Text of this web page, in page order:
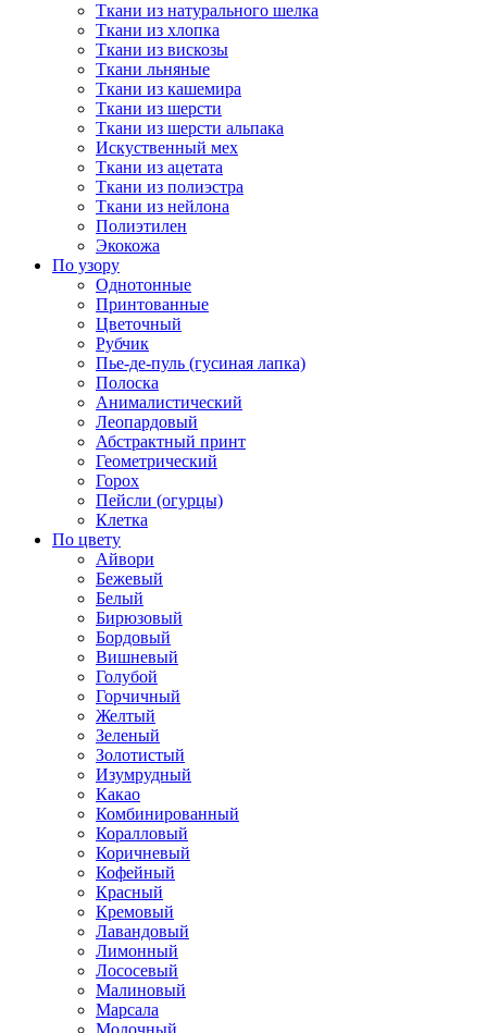
Ткани из натурального шелка
Ткани из хлопка
Ткани из вискозы
Ткани льняные
Ткани из кашемира
Ткани из шерсти
Ткани из шерсти альпака
Искуственный мех
Ткани из ацетата
Ткани из полиэстра
Ткани из нейлона
Полиэтилен
Экокожа
По узору
Однотонные
Принтованные
Цветочный
Рубчик
Пье-де-пуль (гусиная лапка)
Полоска
Анималистический
Леопардовый
Абстрактный принт
Геометрический
Горох
Пейсли (огурцы)
Клетка
По цвету
Айвори
Бежевый
Белый
Бирюзовый
Бордовый
Вишневый
Голубой
Горчичный
Желтый
Зеленый
Золотистый
Изумрудный
Какао
Комбинированный
Коралловый
Коричневый
Кофейный
Красный
Кремовый
Лавандовый
Лимонный
Лососевый
Малиновый
Марсала
Молочный